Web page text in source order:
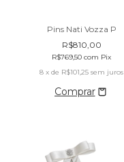
Pins Nati Vozza P
R$810,00
R$769,50 com Pix
8 x de R$101,25 sem juros